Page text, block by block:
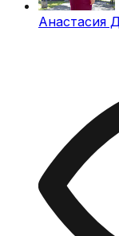
Анастасия